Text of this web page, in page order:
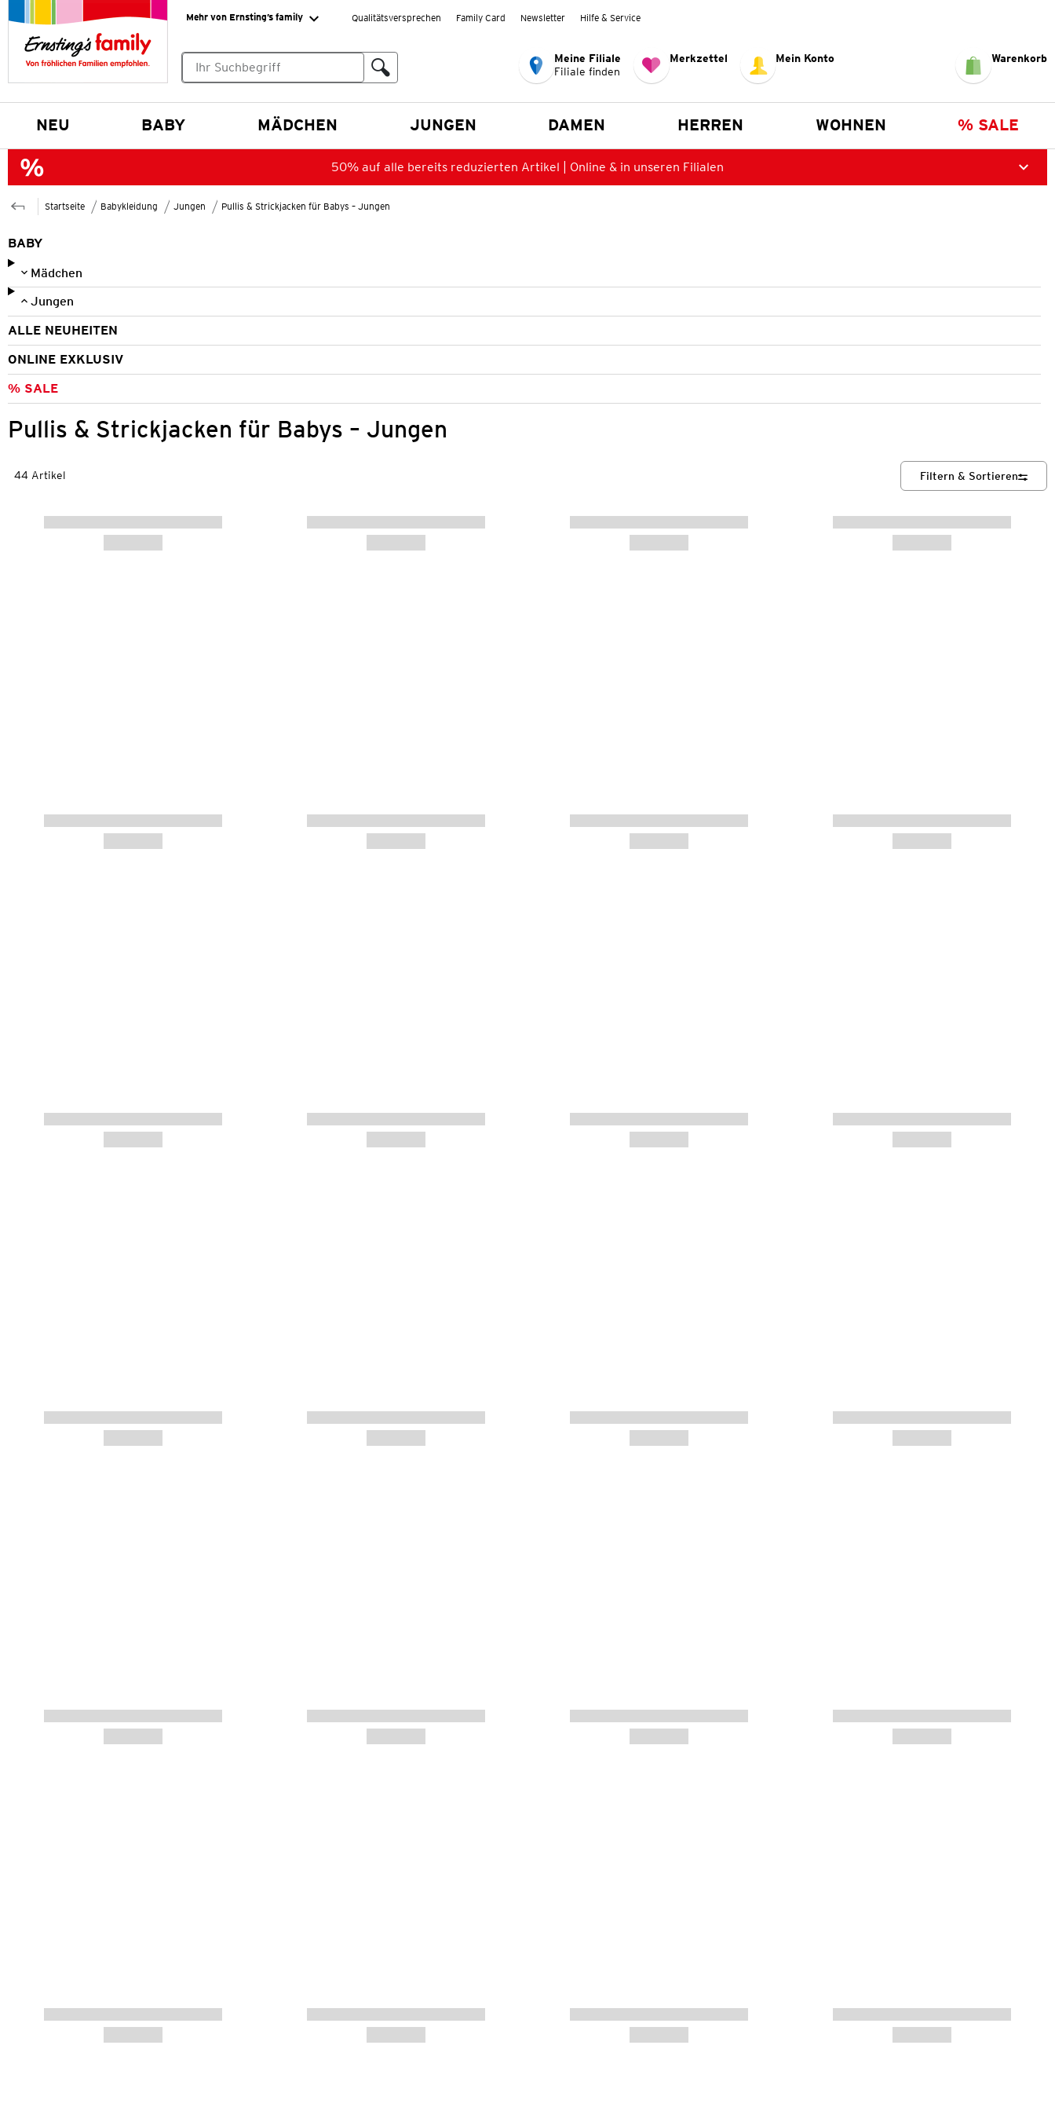
Mehr von Ernsting’s family Qualitätsversprechen Family Card Newsletter Hilfe & Service
Meine Filiale
Filiale finden
Merkzettel Mein Konto Warenkorb
NEU BABY MÄDCHEN JUNGEN DAMEN HERREN WOHNEN % SALE
50% auf alle bereits reduzierten Artikel | Online & in unseren Filialen
Startseite Babykleidung Jungen Pullis & Strickjacken für Babys – Jungen
BABY
Mädchen
Jungen
ALLE NEUHEITEN
ONLINE EXKLUSIV
% SALE
Pullis & Strickjacken für Babys – Jungen
44 Artikel Filtern & Sortieren